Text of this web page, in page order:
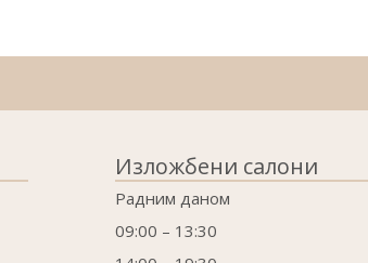
Изложбени салони
Радним даном
09:00 – 13:30